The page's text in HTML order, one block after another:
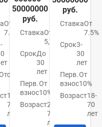
От
7.5%
18-
70
лет
50000000
руб.
СтавкаОт
5,79%
СрокДо
30
лет
Перв.
взнос
От
10%
Возраст21-
70
лет
руб.
СтавкаОт
7.5%
Срок3-
30
лет
Перв.
взнос
От
10%
Возраст18-
70
лет